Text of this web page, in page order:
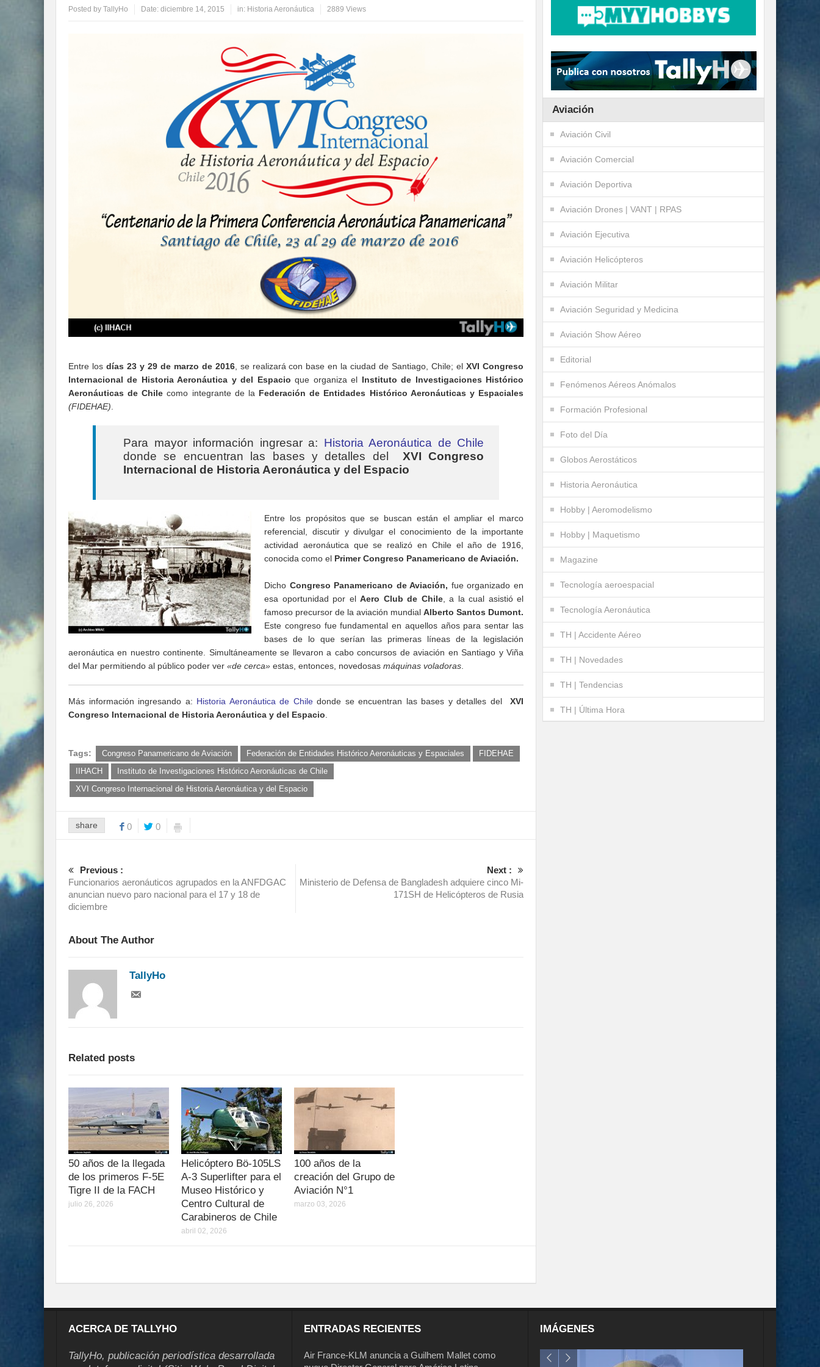
Posted by TallyHo Date: diciembre 14, 2015 in: Historia Aeronáutica 2889 Views
Entre los días 23 y 29 de marzo de 2016, se realizará con base en la ciudad de Santiago, Chile; elXVI Congreso
Internacional de Historia Aeronáutica y del Espacio que organiza el Instituto de Investigaciones Histórico
Aeronáuticas de Chile como integrante de la Federación de Entidades Histórico Aeronáuticas y Espaciales
(FIDEHAE).
Para mayor información ingresar a: Historia Aeronáutica de Chile
donde se encuentran las bases y detalles del XVI Congreso
Internacional de Historia Aeronáutica y del Espacio
Entre los propósitos que se buscan están el ampliar el marco
referencial, discutir y divulgar el conocimiento de la importante
actividad aeronáutica que se realizó en Chile el año de 1916,
conocida como el Primer Congreso Panamericano de Aviación.
Dicho Congreso Panamericano de Aviación, fue organizado en
esa oportunidad por el Aero Club de Chile, a la cual asistió el
famoso precursor de la aviación mundial Alberto Santos Dumont.
Este congreso fue fundamental en aquellos años para sentar las
bases de lo que serían las primeras líneas de la legislación
aeronáutica en nuestro continente. Simultáneamente se llevaron a cabo concursos de aviación en Santiago y Viña
del Mar permitiendo al público poder ver «de cerca» estas, entonces, novedosas máquinas voladoras.
Más información ingresando a: Historia Aeronáutica de Chile donde se encuentran las bases y detalles delXVI
Congreso Internacional de Historia Aeronáutica y del Espacio.
Tags: Congreso Panamericano de Aviación Federación de Entidades Histórico Aeronáuticas y Espaciales
FIDEHAE
IIHACH
Instituto de Investigaciones Histórico Aeronáuticas de Chile
XVI Congreso Internacional de Historia Aeronáutica y del Espacio
share 0 0
Previous :
Funcionarios aeronáuticos agrupados en la ANFDGAC
anuncian nuevo paro nacional para el 17 y 18 de
diciembre
Next :
Ministerio de Defensa de Bangladesh adquiere cinco Mi-
171SH de Helicópteros de Rusia
About The Author
TallyHo
Related posts
50 años de la llegada
de los primeros F-5E
Tigre II de la FACH
julio 26, 2026
Helicóptero Bö-105LS
A-3 Superlifter para el
Museo Histórico y
Centro Cultural de
Carabineros de Chile
abril 02, 2026
100 años de la
creación del Grupo de
Aviación N°1
marzo 03, 2026
Aviación
Aviación Civil
Aviación Comercial
Aviación Deportiva
Aviación Drones | VANT | RPAS
Aviación Ejecutiva
Aviación Helicópteros
Aviación Militar
Aviación Seguridad y Medicina
Aviación Show Aéreo
Editorial
Fenómenos Aéreos Anómalos
Formación Profesional
Foto del Día
Globos Aerostáticos
Historia Aeronáutica
Hobby | Aeromodelismo
Hobby | Maquetismo
Magazine
Tecnología aeroespacial
Tecnología Aeronáutica
TH | Accidente Aéreo
TH | Novedades
TH | Tendencias
TH | Última Hora
ACERCA DE TALLYHO
TallyHo, publicación periodística desarrollada
ENTRADAS RECIENTES
Air France-KLM anuncia a Guilhem Mallet como
IMÁGENES